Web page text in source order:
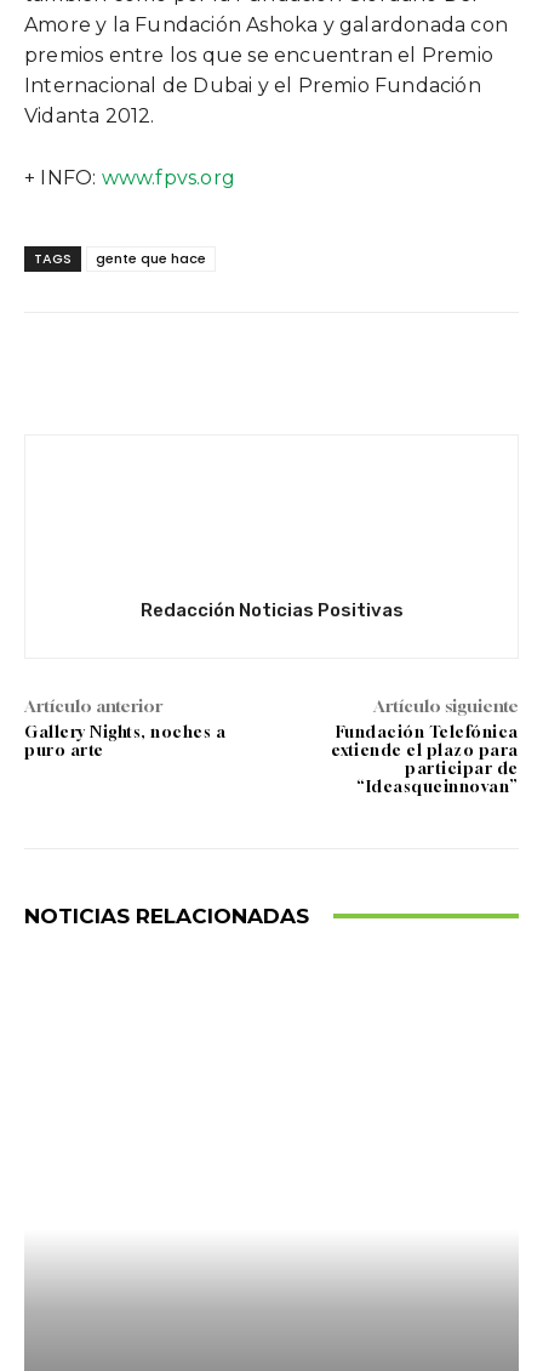
Amore y la Fundación Ashoka y galardonada con
premios entre los que se encuentran el Premio
Internacional de Dubai y el Premio Fundación
Vidanta 2012.
+ INFO: www.fpvs.org
TAGS gente que hace
Redacción Noticias Positivas
Artículo anterior
Gallery Nights, noches a
puro arte
Artículo siguiente
Fundación Telefónica
extiende el plazo para
participar de
“Ideasqueinnovan”
NOTICIAS RELACIONADAS